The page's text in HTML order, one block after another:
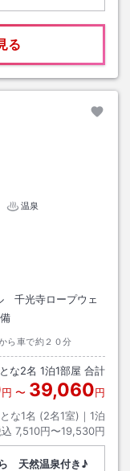
る
温泉
千光寺ロープウェ
ら車で約２０分
な2名 1泊1部屋 合計
円 〜 39,060円
な1名 (2名1室)｜ 1泊
7,510円〜19,530円
ら 天然温泉付き♪